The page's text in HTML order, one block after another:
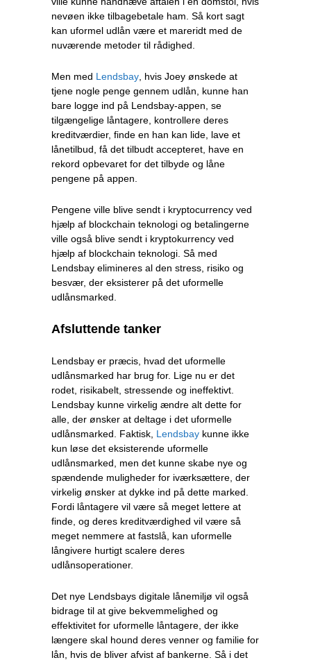
nevøen ikke tilbagebetale ham. Så kort sagt
kan uformel udlån være et mareridt med de
nuværende metoder til rådighed.
Men med Lendsbay, hvis Joey ønskede at
tjene nogle penge gennem udlån, kunne han
bare logge ind på Lendsbay-appen, se
tilgængelige låntagere, kontrollere deres
kreditværdier, finde en han kan lide, lave et
lånetilbud, få det tilbudt accepteret, have en
rekord opbevaret for det tilbyde og låne
pengene på appen.
Pengene ville blive sendt i kryptocurrency ved
hjælp af blockchain teknologi og betalingerne
ville også blive sendt i kryptokurrency ved
hjælp af blockchain teknologi. Så med
Lendsbay elimineres al den stress, risiko og
besvær, der eksisterer på det uformelle
udlånsmarked.
Afsluttende tanker
Lendsbay er præcis, hvad det uformelle
udlånsmarked har brug for. Lige nu er det
rodet, risikabelt, stressende og ineffektivt.
Lendsbay kunne virkelig ændre alt dette for
alle, der ønsker at deltage i det uformelle
udlånsmarked. Faktisk, Lendsbay kunne ikke
kun løse det eksisterende uformelle
udlånsmarked, men det kunne skabe nye og
spændende muligheder for iværksættere, der
virkelig ønsker at dykke ind på dette marked.
Fordi låntagere vil være så meget lettere at
finde, og deres kreditværdighed vil være så
meget nemmere at fastslå, kan uformelle
långivere hurtigt scalere deres
udlånsoperationer.
Det nye Lendsbays digitale lånemiljø vil også
bidrage til at give bekvemmelighed og
effektivitet for uformelle låntagere, der ikke
længere skal hound deres venner og familie for
lån, hvis de bliver afvist af bankerne. Så i det